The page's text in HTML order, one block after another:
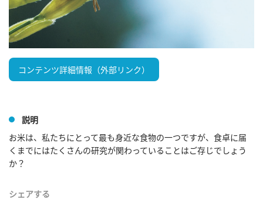
コンテンツ詳細情報（外部リンク）
説明
お米は、私たちにとって最も身近な食物の一つですが、食卓に届
くまでにはたくさんの研究が関わっていることはご存じでしょう
か？
シェアする